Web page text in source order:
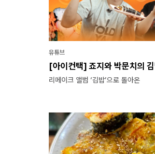
유튜브
[아이컨택] 죠지와 박문치의
리메이크 앨범 ‘김밥’으로 돌아온